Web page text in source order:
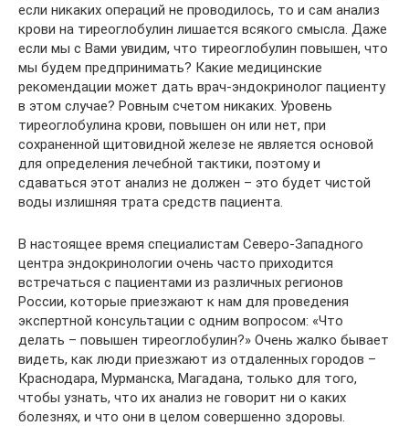
если никаких операций не проводилось, то и сам анализ
крови на тиреоглобулин лишается всякого смысла. Даже
если мы с Вами увидим, что тиреоглобулин повышен, что
мы будем предпринимать? Какие медицинские
рекомендации может дать врач-эндокринолог пациенту
в этом случае? Ровным счетом никаких. Уровень
тиреоглобулина крови, повышен он или нет, при
сохраненной щитовидной железе не является основой
для определения лечебной тактики, поэтому и
сдаваться этот анализ не должен – это будет чистой
воды излишняя трата средств пациента.
В настоящее время специалистам Северо-Западного
центра эндокринологии очень часто приходится
встречаться с пациентами из различных регионов
России, которые приезжают к нам для проведения
экспертной консультации с одним вопросом: «Что
делать – повышен тиреоглобулин?» Очень жалко бывает
видеть, как люди приезжают из отдаленных городов –
Краснодара, Мурманска, Магадана, только для того,
чтобы узнать, что их анализ не говорит ни о каких
болезнях, и что они в целом совершенно здоровы.